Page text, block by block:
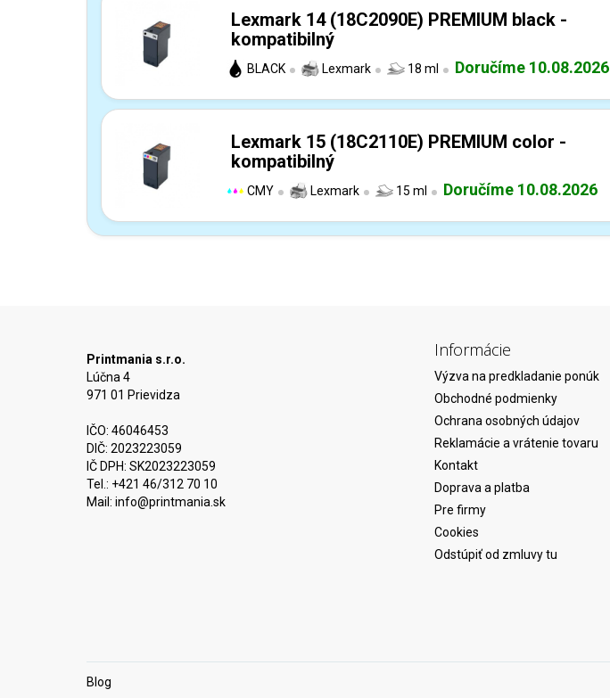
Lexmark 14 (18C2090E) PREMIUM black -
kompatibilný
BLACK Lexmark 18 ml Doručíme 10.08.2026
Lexmark 15 (18C2110E) PREMIUM color -
kompatibilný
CMY Lexmark 15 ml Doručíme 10.08.2026
Printmania s.r.o.
Lúčna 4
971 01 Prievidza
IČO: 46046453
DIČ: 2023223059
IČ DPH: SK2023223059
Tel.: +421 46/312 70 10
Mail: info@printmania.sk
Informácie
Výzva na predkladanie ponúk
Obchodné podmienky
Ochrana osobných údajov
Reklamácie a vrátenie tovaru
Kontakt
Doprava a platba
Pre firmy
Cookies
Odstúpiť od zmluvy tu
Blog